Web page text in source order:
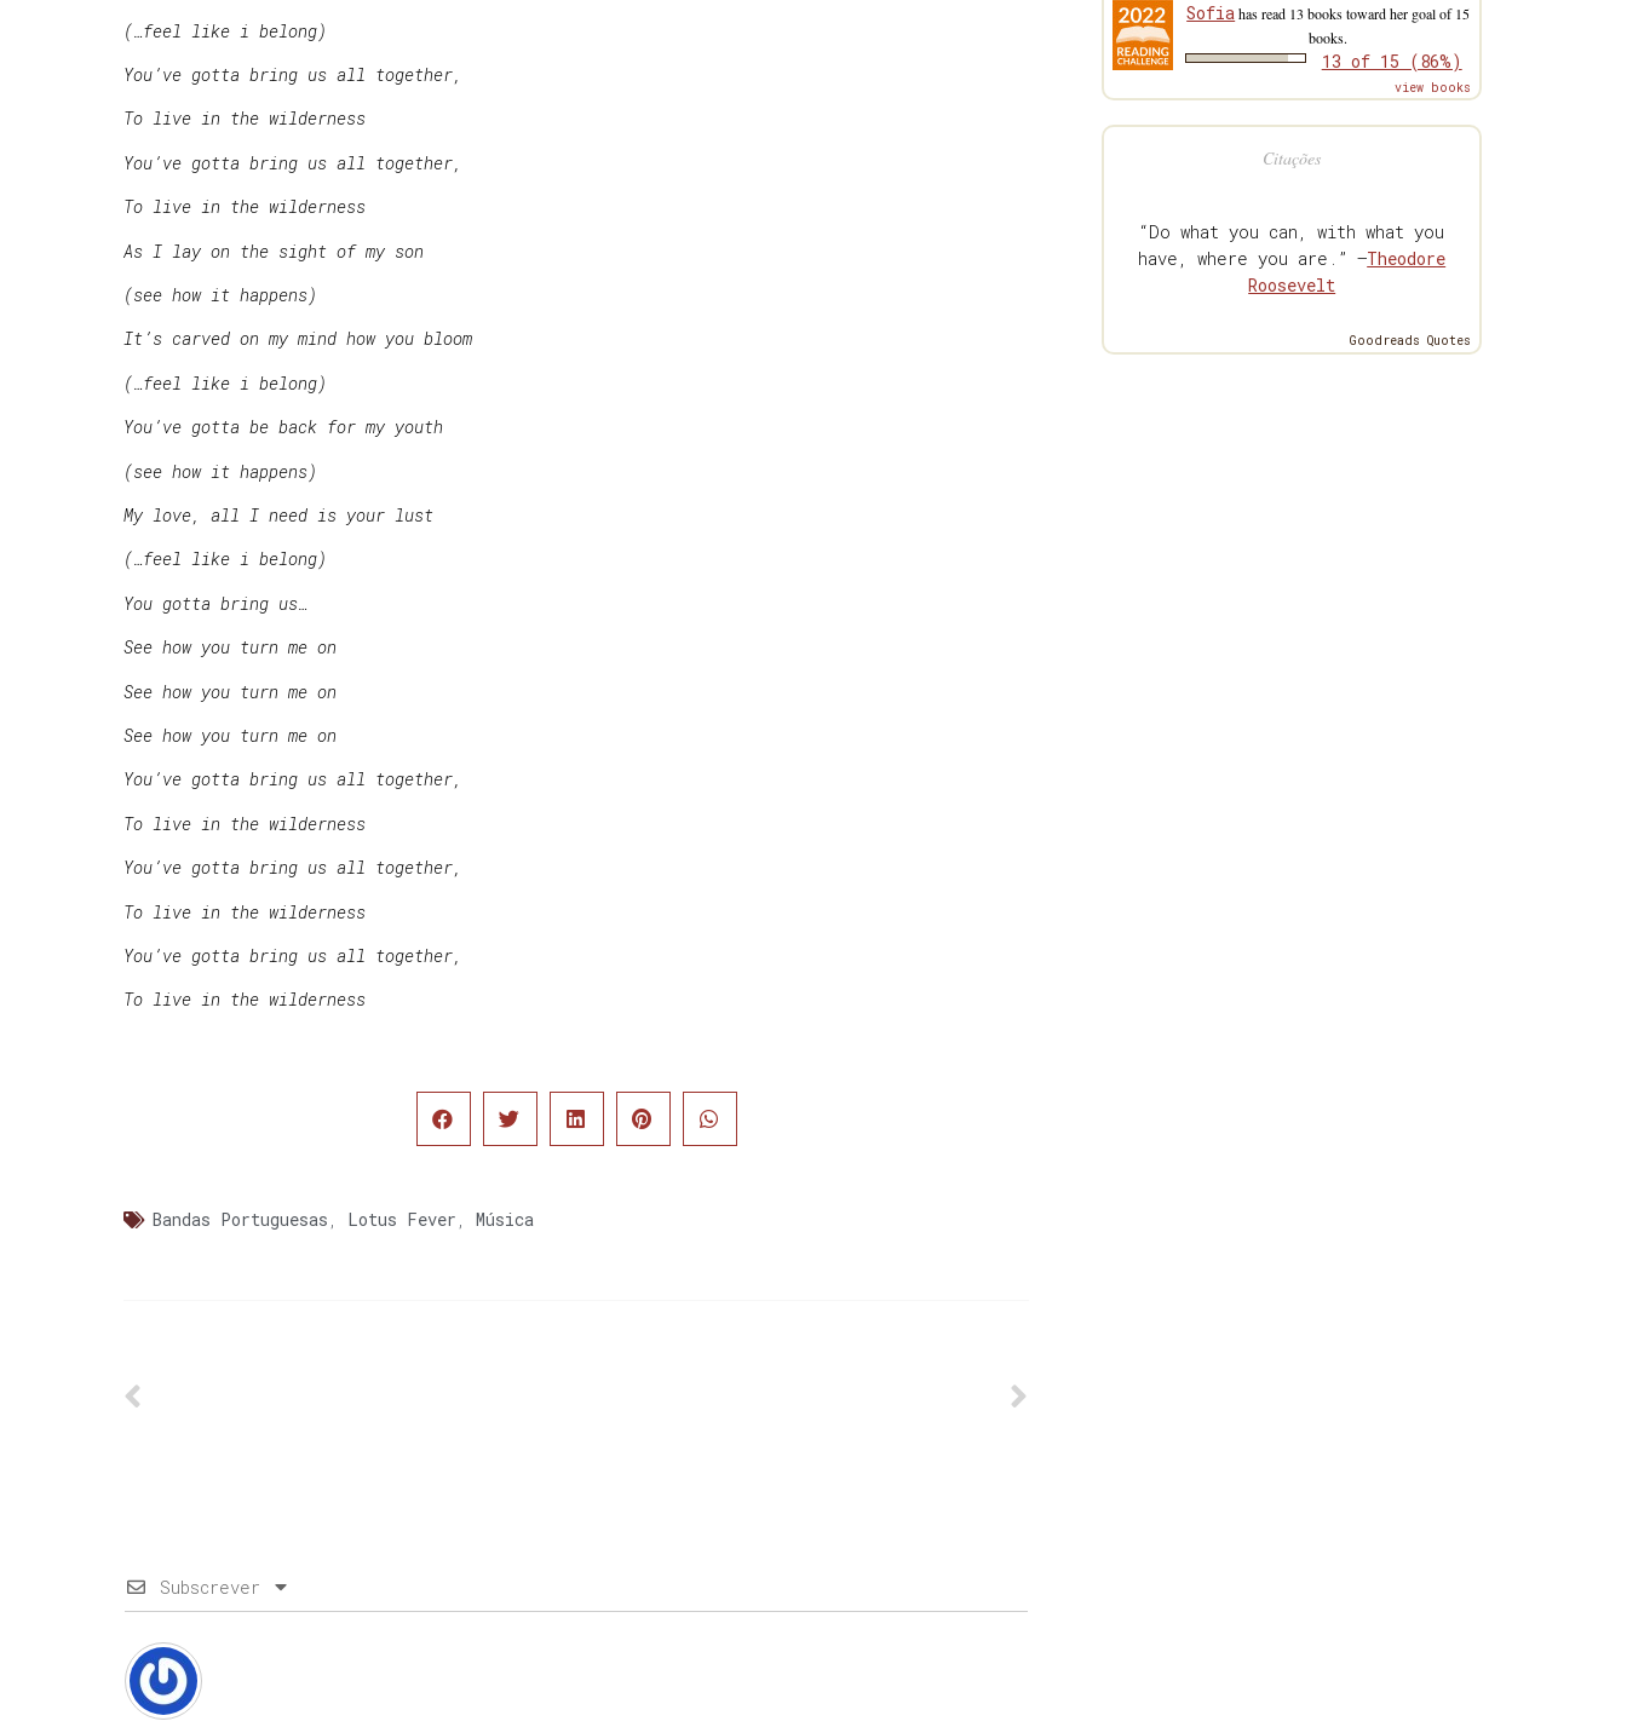
(…feel like i belong)
You’ve gotta bring us all together,
To live in the wilderness
You’ve gotta bring us all together,
To live in the wilderness
As I lay on the sight of my son
(see how it happens)
It’s carved on my mind how you bloom
(…feel like i belong)
You’ve gotta be back for my youth
(see how it happens)
My love, all I need is your lust
(…feel like i belong)
You gotta bring us…
See how you turn me on
See how you turn me on
See how you turn me on
You’ve gotta bring us all together,
To live in the wilderness
You’ve gotta bring us all together,
To live in the wilderness
You’ve gotta bring us all together,
To live in the wilderness
Bandas Portuguesas Lotus Fever Música
Subscrever
Sofiahas read 13 books toward her goal of 15
books.
13 of 15 (86%)
view books
Citações
“Do what you can, with what you
have, where you are.” —Theodore
Roosevelt
Goodreads Quotes